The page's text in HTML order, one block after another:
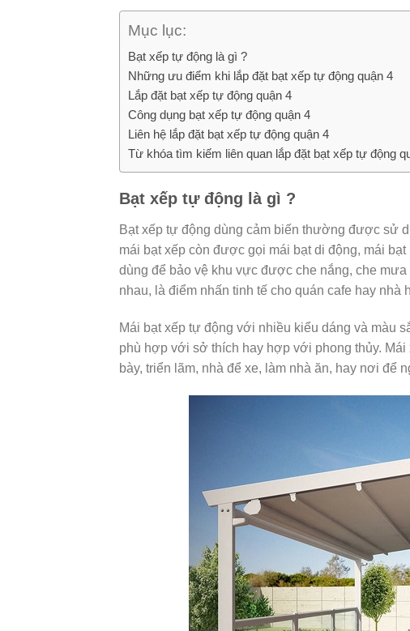
Mục lục:
Bạt xếp tự động là gì ?
Những ưu điểm khi lắp đặt bạt xếp tự động quận 4
Lắp đặt bạt xếp tự động quận 4
Công dụng bạt xếp tự động quận 4
Liên hệ lắp đặt bạt xếp tự động quận 4
Từ khóa tìm kiếm liên quan lắp đặt bạt xếp tự động
Bạt xếp tự động là gì ?
Bạt xếp tự động dùng cảm biến thường được sử
mái bạt xếp còn được gọi mái bạt di động, mái
dùng để bảo vệ khu vực được che nắng, che
nhau, là điểm nhấn tinh tế cho quán cafe hay nhà
Mái bạt xếp tự động với nhiều kiểu dáng và màu
phù hợp với sở thích hay hợp với phong thủy.
bày, triển lãm, nhà để xe, làm nhà ăn, hay nơi để